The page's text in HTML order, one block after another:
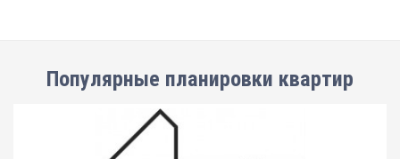
Популярные планировки квартир